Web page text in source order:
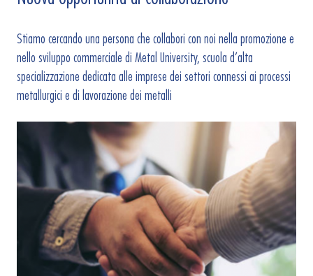
Stiamo cercando una persona che collabori con noi nella promozione e
nello sviluppo commerciale di Metal University, scuola d’alta
specializzazione dedicata alle imprese dei settori connessi ai processi
metallurgici e di lavorazione dei metalli